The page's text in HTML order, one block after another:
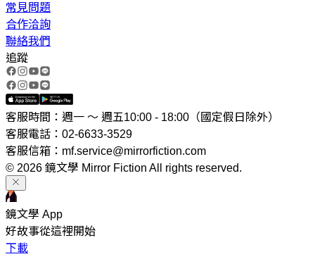
常見問題
合作洽詢
聯絡我們
追蹤
客服時間：週一 ～ 週五10:00 - 18:00（國定假日除外）
客服電話：02-6633-3529
客服信箱：mf.service@mirrorfiction.com
© 2026 鏡文學 Mirror Fiction All rights reserved.
鏡文學 App
好故事從這裡開始
下載